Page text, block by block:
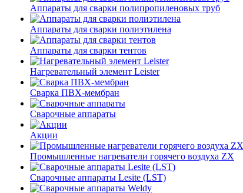
Аппараты для сварки полипропиленовых труб
Аппараты для сварки полиэтилена
Аппараты для сварки тентов
Нагревательный элемент Leister
Сварка ПВХ-мембран
Сварочные аппараты
Акции
Промышленные нагреватели горячего воздуха ZX
Сварочные аппараты Lesite (LST)